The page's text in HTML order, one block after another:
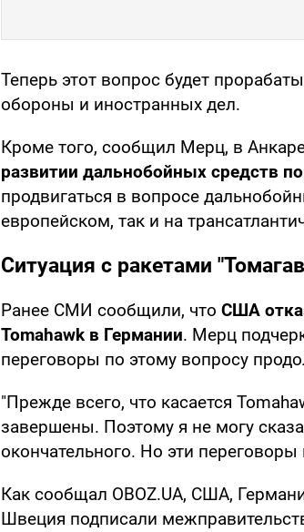
Теперь этот вопрос будет
обороны и иностранных дел.
Кроме того, сообщил Мерц, в
развитии дальнобойных средств
продвигаться в вопросе
европейском, так и на
Ситуация с ракетами
Ранее СМИ сообщили, что США
Tomahawk в Германии. Мерц
переговоры по этому вопросу
"Прежде всего, что касается
завершены. Поэтому я не могу
окончательного. Но эти переговоры
Как сообщал OBOZ.UA, США,
Швеция подписали